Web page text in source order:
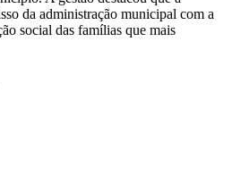
da administração municipal com a
social das famílias que mais